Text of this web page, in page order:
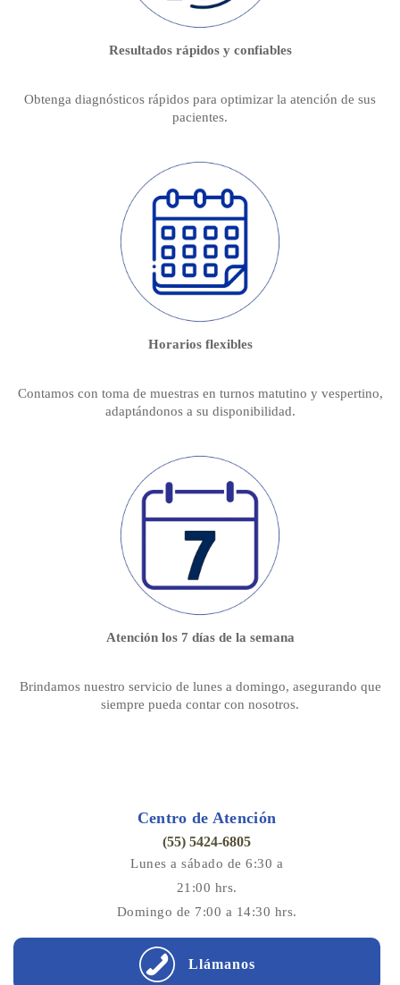
Resultados rápidos y confiables
Obtenga diagnósticos rápidos para optimizar la atención de sus
pacientes.
Horarios flexibles
Contamos con toma de muestras en turnos matutino y vespertino,
adaptándonos a su disponibilidad.
Atención los 7 días de la semana
Brindamos nuestro servicio de lunes a domingo, asegurando que
siempre pueda contar con nosotros.
Centro de Atención
(55) 5424-6805
Lunes a sábado de 6:30 a
21:00 hrs.
Domingo de 7:00 a 14:30 hrs.
Llámanos